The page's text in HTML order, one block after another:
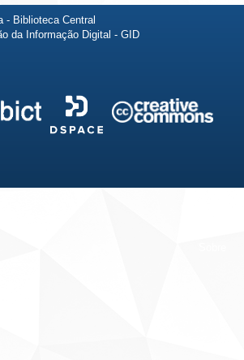
- Biblioteca Central
da Informação Digital - GID